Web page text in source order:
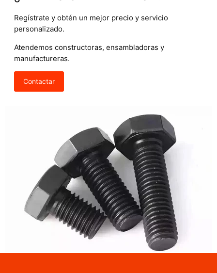
Regístrate y obtén un mejor precio y servicio
personalizado.
Atendemos constructoras, ensambladoras y
manufactureras.
Contactar